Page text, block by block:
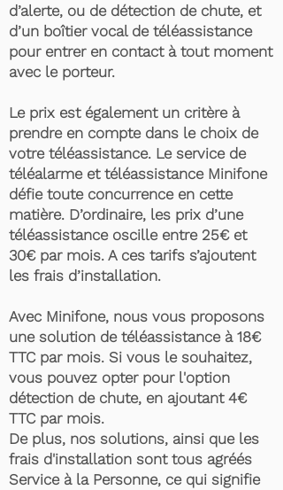
d’alerte, ou de détection de chute, et
d’un boîtier vocal de téléassistance
pour entrer en contact à tout moment
avec le porteur.
Le prix est également un critère à
prendre en compte dans le choix de
votre téléassistance. Le service de
téléalarme et téléassistance Minifone
défie toute concurrence en cette
matière. D’ordinaire, les prix d’une
téléassistance oscille entre 25€ et
30€ par mois. A ces tarifs s’ajoutent
les frais d’installation.
Avec Minifone, nous vous proposons
une solution de téléassistance à 18€
TTC par mois. Si vous le souhaitez,
vous pouvez opter pour l'option
détection de chute, en ajoutant 4€
TTC par mois.
De plus, nos solutions, ainsi que les
frais d'installation sont tous agréés
Service à la Personne, ce qui signifie